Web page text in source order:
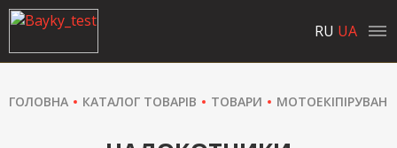
RU UA
ГОЛОВНА КАТАЛОГ ТОВАРІВ ТОВАРИ